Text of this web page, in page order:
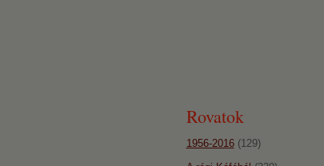
Rovatok
1956-2016(129)